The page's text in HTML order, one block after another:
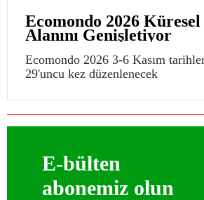
Ecomondo 2026
Alanını Genişletiyor
Ecomondo 2026 3-6 Kasım
29'uncu kez düzenlenecek
E-bülten
abonemiz olun